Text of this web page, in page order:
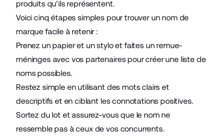
produits qu'ils représentent.
Voici cinq étapes simples pour trouver un nom de
marque facile à retenir :
Prenez un papier et un stylo et faites un remue-
méninges avec vos partenaires pour créer une liste de
noms possibles.
Restez simple en utilisant des mots clairs et
descriptifs et en ciblant les connotations positives.
Sortez du lot et assurez-vous que le nom ne
ressemble pas à ceux de vos concurrents.